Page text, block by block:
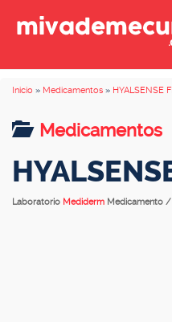
Inicio » Medicamentos » HYALSENSE
Medicamentos
Laboratorio Mediderm Medicamento /